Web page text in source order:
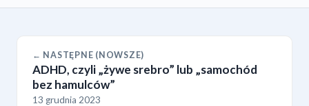
← NASTĘPNE (NOWSZE)
ADHD, czyli „żywe srebro” lub „samochód
bez hamulców”
13 grudnia 2023